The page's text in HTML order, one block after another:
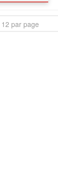
12 par page